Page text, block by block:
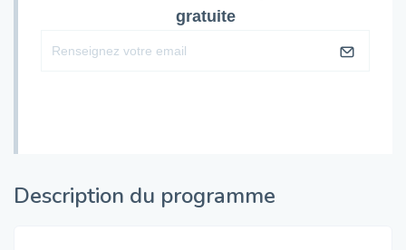
gratuite
Description du programme